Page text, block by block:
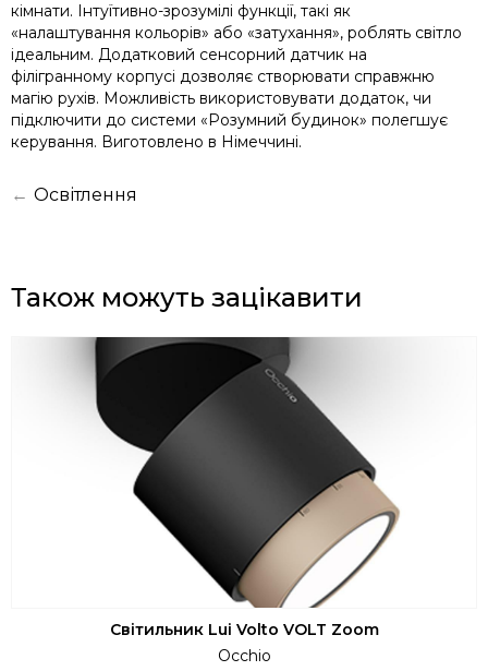
кімнати. Інтуїтивно-зрозумілі функції, такі як
«налаштування кольорів» або «затухання», роблять світло
ідеальним. Додатковий сенсорний датчик на
філігранному корпусі дозволяє створювати справжню
магію рухів. Можливість використовувати додаток, чи
підключити до системи «Розумний будинок» полегшує
керування. Виготовлено в Німеччині.
← Освітлення
Також можуть зацікавити
Світильник Lui Volto VOLT Zoom
Occhio